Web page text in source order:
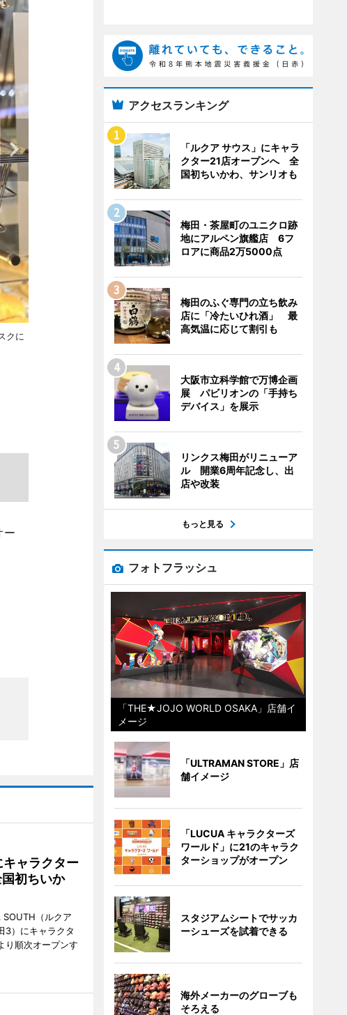
クに
ー
キャラクター
初ちいか
（ルクア
3）にキャラクタ
り順次オープンす
アクセスランキング
「ルクア サウス」にキャラ
クター21店オープンへ 全
国初ちいかわ、サンリオも
梅田・茶屋町のユニクロ跡
地にアルペン旗艦店 6フ
ロアに商品2万5000点
梅田のふぐ専門の立ち飲み
店に「冷たいひれ酒」 最
高気温に応じて割引も
大阪市立科学館で万博企画
展 パビリオンの「手持ち
デバイス」を展示
リンクス梅田がリニューア
ル 開業6周年記念し、出
店や改装
もっと見る
フォトフラッシュ
「THE★JOJO WORLD OSAKA」店舗イ
メージ
「ULTRAMAN STORE」店
舗イメージ
「LUCUA キャラクターズ
ワールド」に21のキャラク
ターショップがオープン
スタジアムシートでサッカ
ーシューズを試着できる
海外メーカーのグローブも
そろえる